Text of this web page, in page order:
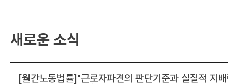
새로운 소식
[월간노동법률]"근로자파견의 판단기준과 실질적 지